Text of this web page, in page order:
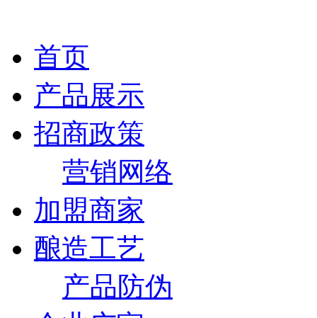
首页
产品展示
招商政策
营销网络
加盟商家
酿造工艺
产品防伪